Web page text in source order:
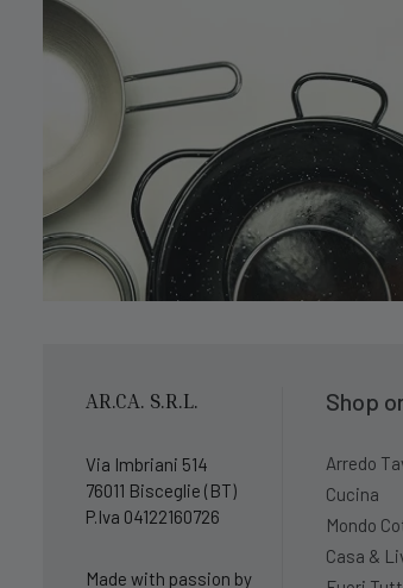
AR.CA. S.R.L.
Via Imbriani 514
76011 Bisceglie (BT)
P.Iva 04122160726
Made with passion by
Shop
Arredo
Cucina
Mondo
Casa &